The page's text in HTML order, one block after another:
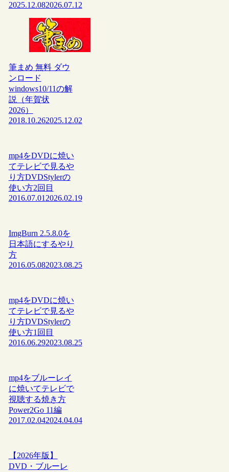
2025.12.082026.07.12
筆まめ 無料 ダウ
ンロード
windows10/11の解
説（年賀状
2026）
2018.10.262025.12.02
mp4をDVDに焼い
てテレビで見るや
り方DVDStylerの
使い方2回目
2016.07.01 2026.02.19
ImgBurn 2.5.8.0を
日本語にするやり
方
2016.05.082023.08.25
mp4をDVDに焼い
てテレビで見るや
り方DVDStylerの
使い方1回目
2016.06.292023.08.25
mp4をブルーレイ
に焼いてテレビで
視聴する焼き方
Power2Go 11編
2017.02.042024.04.04
【2026年版】
DVD・ブルーレ